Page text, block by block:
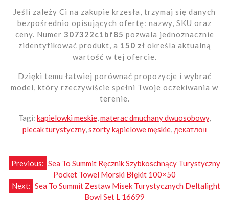
Jeśli zależy Ci na zakupie krzesła, trzymaj się danych
bezpośrednio opisujących ofertę: nazwy, SKU oraz
ceny. Numer 307322c1bf85 pozwala jednoznacznie
zidentyfikować produkt, a 150 zł określa aktualną
wartość w tej ofercie.
Dzięki temu łatwiej porównać propozycje i wybrać
model, który rzeczywiście spełni Twoje oczekiwania w
terenie.
Tagi: kapielowki meskie,materac dmuchany dwuosobowy,
plecak turystyczny,szorty kąpielowe męskie, декатлон
Nawigacja
wpisu
Previous: Sea To Summit Ręcznik Szybkoschnący Turystyczny
Pocket Towel Morski Błękit 100×50
Next: Sea To Summit Zestaw Misek Turystycznych Deltalight
Bowl Set L 16699